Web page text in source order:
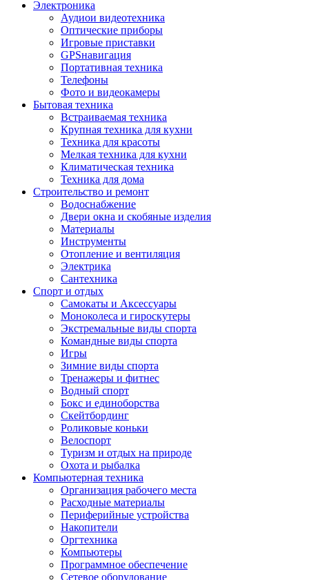
Электроника
Аудиои видеотехника
Оптические приборы
Игровые приставки
GPSнавигация
Портативная техника
Телефоны
Фото и видеокамеры
Бытовая техника
Встраиваемая техника
Крупная техника для кухни
Техника для красоты
Мелкая техника для кухни
Климатическая техника
Техника для дома
Строительство и ремонт
Водоснабжение
Двери окна и скобяные изделия
Материалы
Инструменты
Отопление и вентиляция
Электрика
Сантехника
Спорт и отдых
Самокаты и Аксессуары
Моноколеса и гироскутеры
Экстремальные виды спорта
Командные виды спорта
Игры
Зимние виды спорта
Тренажеры и фитнес
Водный спорт
Бокс и единоборства
Скейтбординг
Роликовые коньки
Велоспорт
Туризм и отдых на природе
Охота и рыбалка
Компьютерная техника
Организация рабочего места
Расходные материалы
Периферийные устройства
Накопители
Оргтехника
Компьютеры
Программное обеспечение
Сетевое оборудование